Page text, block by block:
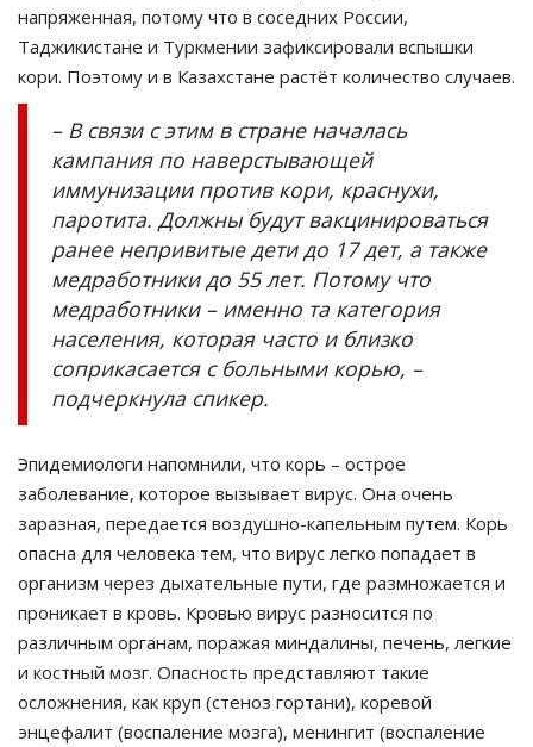
напряженная, потому что в соседних России,
Таджикистане и Туркмении зафиксировали вспышки
кори. Поэтому и в Казахстане растёт количество случаев.
– В связи с этим в стране началась
кампания по наверстывающей
иммунизации против кори, краснухи,
паротита. Должны будут вакцинироваться
ранее непривитые дети до 17 дет, а также
медработники до 55 лет. Потому что
медработники – именно та категория
населения, которая часто и близко
соприкасается с больными корью, –
подчеркнула спикер.
Эпидемиологи напомнили, что корь – острое
заболевание, которое вызывает вирус. Она очень
заразная, передается воздушно-капельным путем. Корь
опасна для человека тем, что вирус легко попадает в
организм через дыхательные пути, где размножается и
проникает в кровь. Кровью вирус разносится по
различным органам, поражая миндалины, печень, легкие
и костный мозг. Опасность представляют такие
осложнения, как круп (стеноз гортани), коревой
энцефалит (воспаление мозга), менингит (воспаление